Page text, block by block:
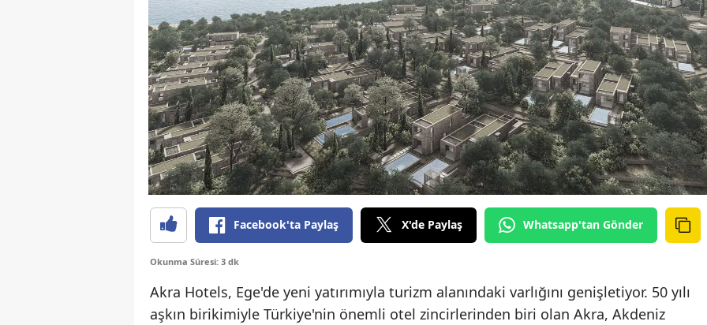
Facebook'ta Paylaş X'de Paylaş Whatsapp'tan Gönder
Okunma Süresi: 3 dk
Akra Hotels, Ege'de yeni yatırımıyla turizm alanındaki varlığını genişletiyor. 50 yılı
aşkın birikimiyle Türkiye'nin önemli otel zincirlerinden biri olan Akra, Akdeniz